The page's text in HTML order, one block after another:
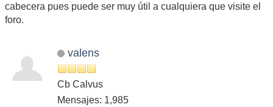
cabecera pues puede ser muy útil a cualquiera que visite el
foro.
valens
Cb Calvus
Mensajes: 1,985